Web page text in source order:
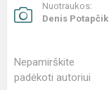
Nuotraukos:
Denis Potapčik
Nepamirškite
padėkoti autoriui